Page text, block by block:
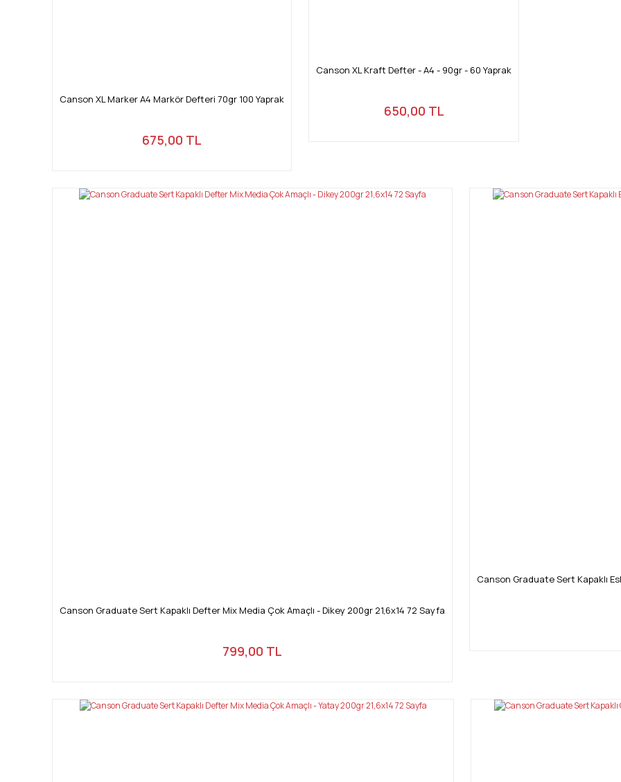
Canson XL Marker A4 Markör Defteri 70gr 100 Yaprak
675,00 TL
Canson XL Kraft Defter - A4 - 90gr - 60 Yaprak
650,00 TL
Canson Graduate Sert Kapaklı Defter Mix Media Çok Amaçlı - Dikey 200gr 21,6x14 72 Sayfa
799,00 TL
Canson Graduate Sert Kapaklı